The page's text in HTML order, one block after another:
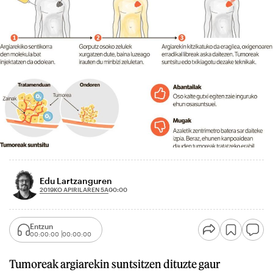
Edu Lartzanguren
2019KO APIRILAREN 5A00:00
Entzun
00:00:00 00:00:00
Tumoreak argiarekin suntsitzen dituzte gaur